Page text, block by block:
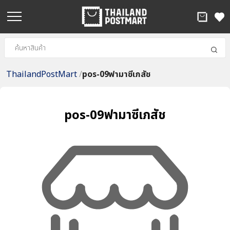
ThailandPostMart/pos-09ฟามาซีเภสัช
pos-09ฟามาซีเภสัช